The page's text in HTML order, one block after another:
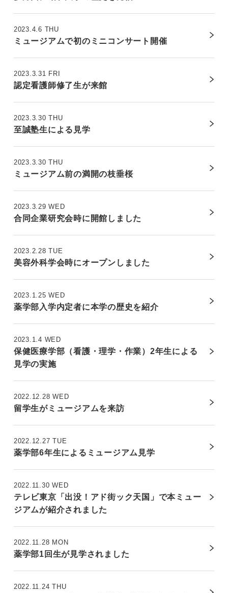
2023.4.6 THU
ミュージアムで初のミニコンサート開催
2023.3.31 FRI
認定看護師修了生が来館
2023.3.30 THU
至誠塾生による見学
2023.3.30 THU
ミュージアム前の満開の枝垂桜
2023.3.29 WED
合同企業研究会時に開館しました
2023.2.28 TUE
美容外科学会時にオープンしました
2023.1.25 WED
薬学部入学内定者に本学の歴史を紹介
2023.1.4 WED
保健医療学部（看護・理学・作業）2年生による
見学の実施
2022.12.28 WED
留学生がミュージアムを来訪
2022.12.27 TUE
薬学部6年生によるミュージアム見学
2022.11.30 WED
テレビ東京「出没！アド街ック天国」で本ミュー
ジアムが紹介されました
2022.11.28 MON
薬学部1回生が見学されました
2022.11.24 THU